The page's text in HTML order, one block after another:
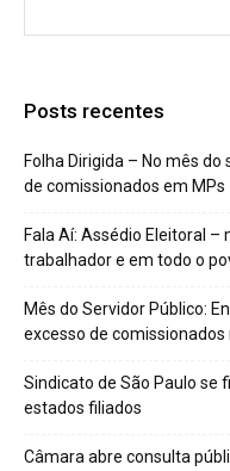
Posts recentes
Folha Dirigida – No mês
de comissionados em MPs
Fala Aí: Assédio Eleitoral
trabalhador e em todo o
Mês do Servidor Público:
excesso de comissionados
Sindicato de São Paulo se
estados filiados
Câmara abre consulta